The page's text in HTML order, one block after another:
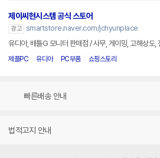
제이씨현시스템 공식 스토어
광고 smartstore.naver.com/jchyunplace
유디아, 배틀G 모니터 판매점 / 사무, 게이밍, 고해상도,
제플PC 유디아 PC부품 쇼핑스토리
빠른배송 안내
법적고지 안내